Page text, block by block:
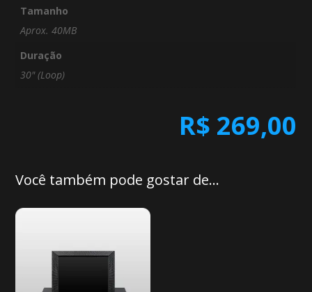
Tamanho
Aprox. 40MB
Duração
30" (Loop)
R$ 269,00
Você também pode gostar de…